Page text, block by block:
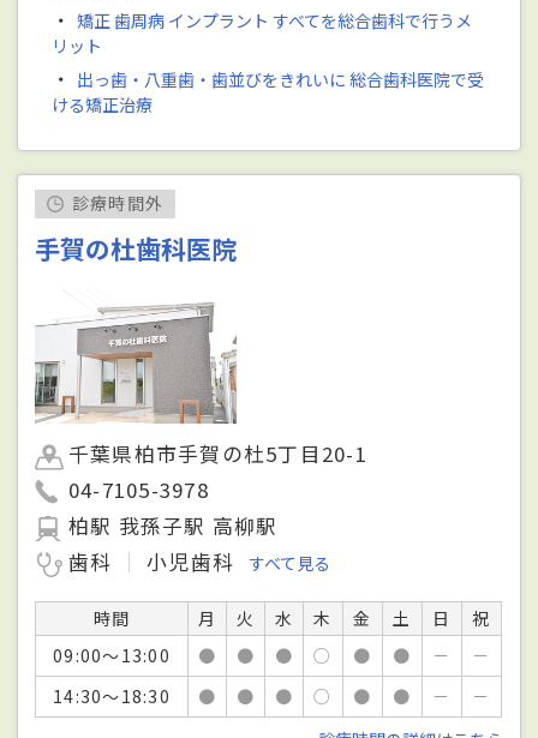
・ 矯正 歯周病 インプラント すべてを総合歯科で行うメ
リット
・ 出っ歯・八重歯・歯並びをきれいに 総合歯科医院で受
ける矯正治療
診療時間外
手賀の杜歯科医院
千葉県柏市手賀の杜5丁目20-1
04-7105-3978
柏駅 我孫子駅 高柳駅
歯科
小児歯科 すべて見る
時間 月 火 水 木 金 土 日
祝
09:00～13:00
● ● ● ○ ● ● －
－
14:30～18:30
● ● ● ○ ● ● －
－